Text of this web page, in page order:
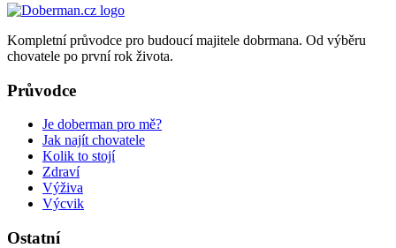
Kompletní průvodce pro budoucí majitele dobrmana. Od výběru
chovatele po první rok života.
Průvodce
Je doberman pro mě?
Jak najít chovatele
Kolik to stojí
Zdraví
Výživa
Výcvik
Ostatní